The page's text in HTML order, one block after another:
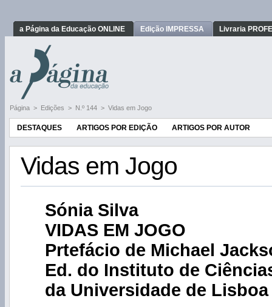
a Página da Educação ONLINE Edição IMPRESSA Livraria
Página > Edições > N.º 144 > Vidas em Jogo
DESTAQUES ARTIGOS POR EDIÇÃO ARTIGOS POR AUTOR
Vidas em Jogo
Sónia Silva
VIDAS EM JOGO
Prtefácio de Michael
Ed. do Instituto de
da Universidade de Lisboa